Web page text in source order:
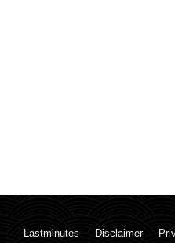
Lastminutes Disclaimer